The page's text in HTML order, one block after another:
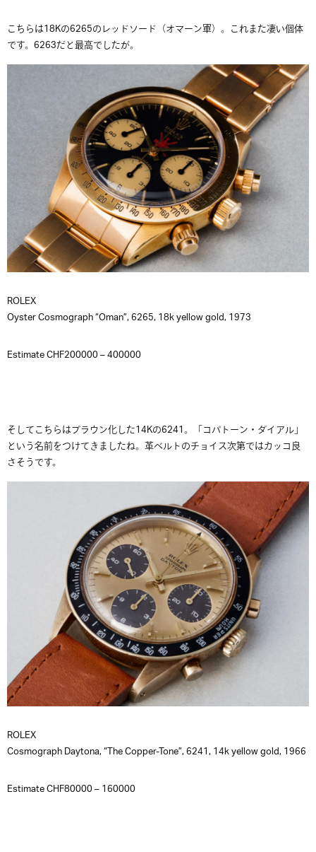
こちらは18Kの6265のレッドソード（オマーン軍）。これまた凄い個体
です。6263だと最高でしたが。
ROLEX
Oyster Cosmograph “Oman”, 6265, 18k yellow gold, 1973
Estimate CHF200000 – 400000
そしてこちらはブラウン化した14Kの6241。「コパトーン・ダイアル」
という名前をつけてきましたね。革ベルトのチョイス次第ではカッコ良
さそうです。
ROLEX
Cosmograph Daytona, “The Copper-Tone”, 6241, 14k yellow gold, 1966
Estimate CHF80000 – 160000